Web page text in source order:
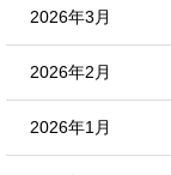
2026年3月
2026年2月
2026年1月